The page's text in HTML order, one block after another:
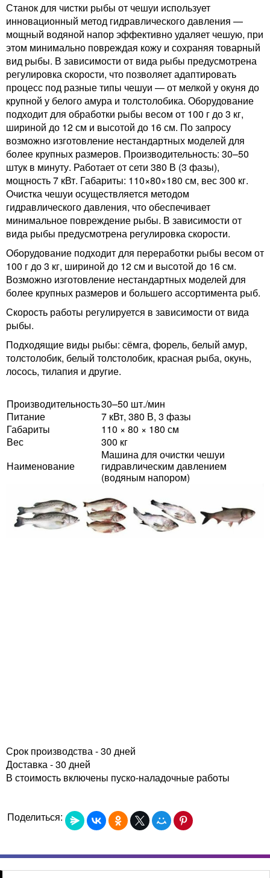
Станок для чистки рыбы от чешуи использует
инновационный метод гидравлического давления —
мощный водяной напор эффективно удаляет чешую, при
этом минимально повреждая кожу и сохраняя товарный
вид рыбы. В зависимости от вида рыбы предусмотрена
регулировка скорости, что позволяет адаптировать
процесс под разные типы чешуи — от мелкой у окуня до
крупной у белого амура и толстолобика. Оборудование
подходит для обработки рыбы весом от 100 г до 3 кг,
шириной до 12 см и высотой до 16 см. По запросу
возможно изготовление нестандартных моделей для
более крупных размеров. Производительность: 30–50
штук в минуту. Работает от сети 380 В (3 фазы),
мощность 7 кВт. Габариты: 110×80×180 см, вес 300 кг.
Очистка чешуи осуществляется методом
гидравлического давления, что обеспечивает
минимальное повреждение рыбы. В зависимости от
вида рыбы предусмотрена регулировка скорости.
Оборудование подходит для переработки рыбы весом от
100 г до 3 кг, шириной до 12 см и высотой до 16 см.
Возможно изготовление нестандартных моделей для
более крупных размеров и большего ассортимента рыб.
Скорость работы регулируется в зависимости от вида
рыбы.
Подходящие виды рыбы: сёмга, форель, белый амур,
толстолобик, белый толстолобик, красная рыба, окунь,
лосось, тилапия и другие.
Производительность30–50 шт./мин
Питание
7 кВт, 380 В, 3 фазы
Габариты
110 × 80 × 180 см
Вес
300 кг
Наименование
Машина для очистки чешуи
гидравлическим давлением
(водяным напором)
Срок производства - 30 дней
Доставка - 30 дней
В стоимость включены пуско-наладочные работы
Поделиться: